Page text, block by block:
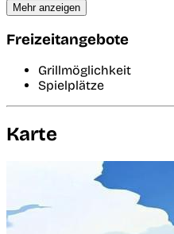
Mehr anzeigen
Freizeitangebote
Grillmöglichkeit
Spielplätze
Karte